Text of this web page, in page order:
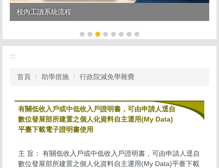
校內工讀系統流程
:::
首頁 助學措施 行政院減免學雜費
有關低收入戶或中低收入戶證明書，可由申請人逕自
數位發展部所建置之個人化資料自主運用(My Data)
平臺下載電子證明書使用
主 旨： 有關低收入戶或中低收入戶證明書，可由申請人逕自
數位發展部所建置之個人化資料自主運用(My Data)平臺下載